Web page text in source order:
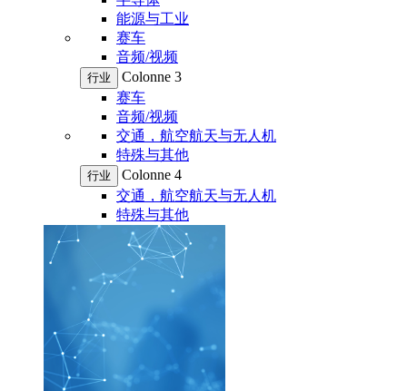
能源与工业
赛车
音频/视频
行业
Colonne 3
赛车
音频/视频
交通，航空航天与无人机
特殊与其他
行业
Colonne 4
交通，航空航天与无人机
特殊与其他